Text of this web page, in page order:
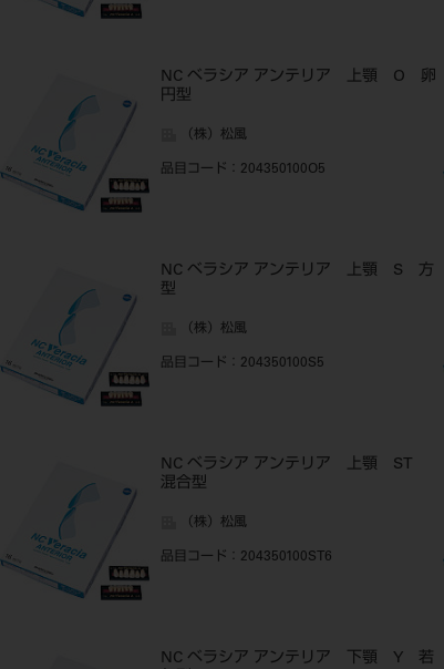
NC ベラシア アンテリア 上顎 O 卵
円型
（株）松風
品目コード ：204350100O5
NC ベラシア アンテリア 上顎 S 方
型
（株）松風
品目コード ：204350100S5
NC ベラシア アンテリア 上顎 ST
混合型
（株）松風
品目コード ：204350100ST6
NC ベラシア アンテリア 下顎 Y 若